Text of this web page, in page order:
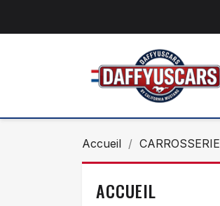
Accueil CARROSSERIE
ACCUEIL